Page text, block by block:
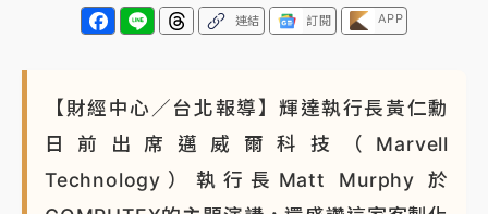
連結 訂閱 APP
【財經中心／台北報導】輝達執行長黃仁勳
日前出席邁威爾科技（Marvell
Technology）執行長Matt Murphy 於